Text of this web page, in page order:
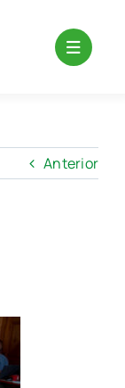
Anterior